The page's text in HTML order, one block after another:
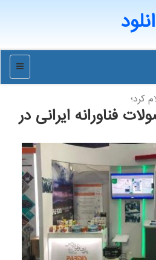
منو
كرد؛
فناورانه ایرانی در